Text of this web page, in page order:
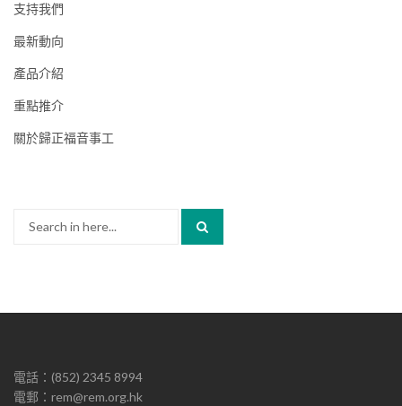
支持我們
最新動向
產品介紹
重點推介
關於歸正福音事工
電話：(852) 2345 8994
電郵：rem@rem.org.hk